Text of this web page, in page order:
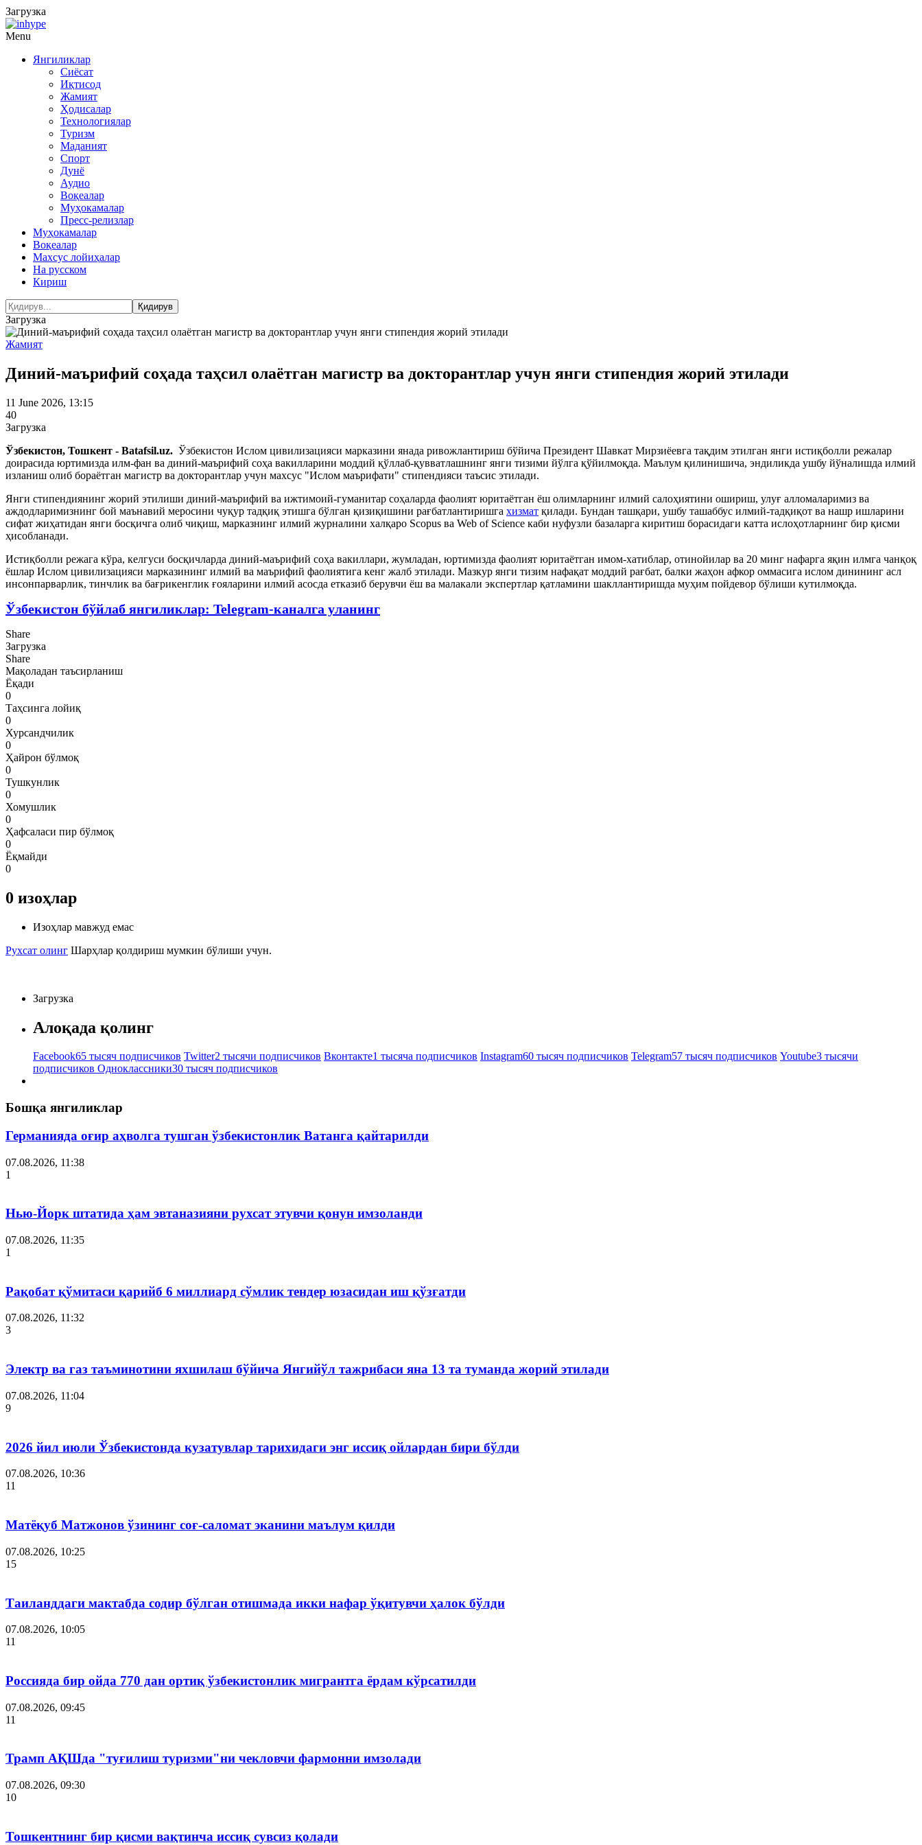
Загрузка
Menu
Янгиликлар
Сиёсат
Иқтисод
Жамият
Ҳодисалар
Технологиялар
Туризм
Маданият
Спорт
Дунё
Аудио
Воқеалар
Муҳокамалар
Пресс-релизлар
Муҳокамалар
Воқеалар
Махсус лойиҳалар
На русском
Кириш
Загрузка
Жамият
Диний-маърифий соҳада таҳсил олаётган магистр ва докторантлар учун янги стипендия жорий этилади
11 June 2026, 13:15
40
Загрузка
Ўзбекистон, Тошкент - Batafsil.uz. Ўзбекистон Ислом цивилизацияси марказини янада ривожлантириш бўйича Президент Шавкат Мирзиёевга тақдим этилган янги истиқболли режалар
доирасида юртимизда илм-фан ва диний-маърифий соҳа вакилларини моддий қўллаб-қувватлашнинг янги тизими йўлга қўйилмоқда. Маълум қилинишича, эндиликда ушбу йўналишда илмий
изланиш олиб бораётган магистр ва докторантлар учун махсус "Ислом маърифати" стипендияси таъсис этилади.
Янги стипендиянинг жорий этилиши диний-маърифий ва ижтимоий-гуманитар соҳаларда фаолият юритаётган ёш олимларнинг илмий салоҳиятини ошириш, улуғ алломаларимиз ва
аждодларимизнинг бой маънавий меросини чуқур тадқиқ этишга бўлган қизиқишини рағбатлантиришга хизмат қилади. Бундан ташқари, ушбу ташаббус илмий-тадқиқот ва нашр ишларини
сифат жиҳатидан янги босқичга олиб чиқиш, марказнинг илмий журналини халқаро Scopus ва Web of Science каби нуфузли базаларга киритиш борасидаги катта ислоҳотларнинг бир қисми
ҳисобланади.
Истиқболли режага кўра, келгуси босқичларда диний-маърифий соҳа вакиллари, жумладан, юртимизда фаолият юритаётган имом-хатиблар, отинойилар ва 20 минг нафарга яқин илмга чанқоқ
ёшлар Ислом цивилизацияси марказининг илмий ва маърифий фаолиятига кенг жалб этилади. Мазкур янги тизим нафақат моддий рағбат, балки жаҳон афкор оммасига ислом динининг асл
инсонпарварлик, тинчлик ва бағрикенглик ғояларини илмий асосда етказиб берувчи ёш ва малакали экспертлар қатламини шакллантиришда муҳим пойдевор бўлиши кутилмоқда.
Ўзбекистон бўйлаб янгиликлар: Telegram-каналга уланинг
Share
Загрузка
Share
Мақоладан таъсирланиш
Ёқади
0
Таҳсинга лойиқ
0
Хурсандчилик
0
Ҳайрон бўлмоқ
0
Тушкунлик
0
Хомушлик
0
Ҳафсаласи пир бўлмоқ
0
Ёқмайди
0
0 изоҳлар
Изоҳлар мавжуд емас
Рухсат олинг Шарҳлар қолдириш мумкин бўлиши учун.
Загрузка
Алоқада қолинг
Facebook65 тысяч подписчиков Twitter2 тысячи подписчиков Вконтакте1 тысяча подписчиков Instagram60 тысяч подписчиков Telegram57 тысяч подписчиков Youtube3 тысячи
подписчиков Одноклассники30 тысяч подписчиков
Бошқа янгиликлар
Германияда оғир аҳволга тушган ўзбекистонлик Ватанга қайтарилди
07.08.2026, 11:38
1
Нью-Йорк штатида ҳам эвтаназияни рухсат этувчи қонун имзоланди
07.08.2026, 11:35
1
Рақобат қўмитаси қарийб 6 миллиард сўмлик тендер юзасидан иш қўзғатди
07.08.2026, 11:32
3
Электр ва газ таъминотини яхшилаш бўйича Янгийўл тажрибаси яна 13 та туманда жорий этилади
07.08.2026, 11:04
9
2026 йил июли Ўзбекистонда кузатувлар тарихидаги энг иссиқ ойлардан бири бўлди
07.08.2026, 10:36
11
Матёқуб Матжонов ўзининг соғ-саломат эканини маълум қилди
07.08.2026, 10:25
15
Таиланддаги мактабда содир бўлган отишмада икки нафар ўқитувчи ҳалок бўлди
07.08.2026, 10:05
11
Россияда бир ойда 770 дан ортиқ ўзбекистонлик мигрантга ёрдам кўрсатилди
07.08.2026, 09:45
11
Трамп АҚШда "туғилиш туризми"ни чекловчи фармонни имзолади
07.08.2026, 09:30
10
Тошкентнинг бир қисми вақтинча иссиқ сувсиз қолади